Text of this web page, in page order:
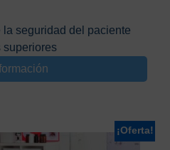
seguridad del paciente
superiores
¡Oferta!